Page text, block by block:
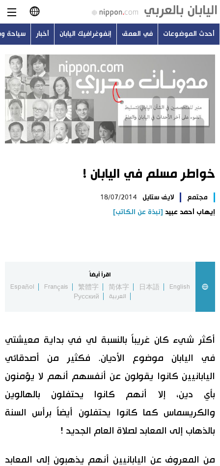
日本語
English
简体字
繁體字
Français
أحدث الموضوعات
في العمق
أخبار
مانغا وأنيمي
علوم وتكنولوجيا
أشخاص
تجارب وآراء
سياسة
اقتصاد
اللغة اليابانية
هو وهي
المطبخ الياباني
تواصل معنا
أحدث الموضوعات في العمق إنفوغرافيك اليابان أخبار سياحة
خواطر مسلم في اليابان !
مجتمع لايف ستايل
18/07/2014
إيهاب أحمد عبيد [نبذة عن الكاتب]
اقرأ أيضاً
English
日本語
简体字
繁體字
Français
Español
العربية
Русский
أكثر شيء كان غريباً بالنسبة لي في بداية معيشتي
في اليابان موضوع الأديان. فكثير من أصدقائي
اليابانيين كانوا يقولون عن أنفسهم أنهم لا يؤمنون
بأي دين، إلا أنهم كانوا يحتفلون بالهالوين
والكريسماس كما كانوا يحتفلون أيضاً برأس السنة
بالذهاب إلى المعابد لصلاة العام الجديد !
من المعروف عن اليابانيين أنهم يذهبون إلى المعابد